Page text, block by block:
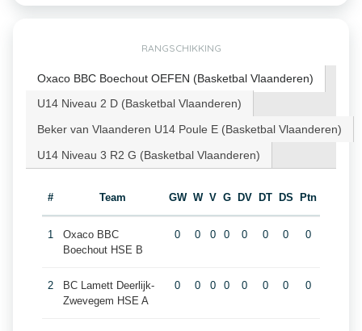
RANGSCHIKKING
Oxaco BBC Boechout OEFEN (Basketbal Vlaanderen)
U14 Niveau 2 D (Basketbal Vlaanderen)
Beker van Vlaanderen U14 Poule E (Basketbal Vlaanderen)
U14 Niveau 3 R2 G (Basketbal Vlaanderen)
# Team GW W V G DV DT DS Ptn
1
Oxaco BBC
Boechout HSE B
0 0 0 0 0 0 0 0
2
BC Lamett Deerlijk-
Zwevegem HSE A
0 0 0 0 0 0 0 0